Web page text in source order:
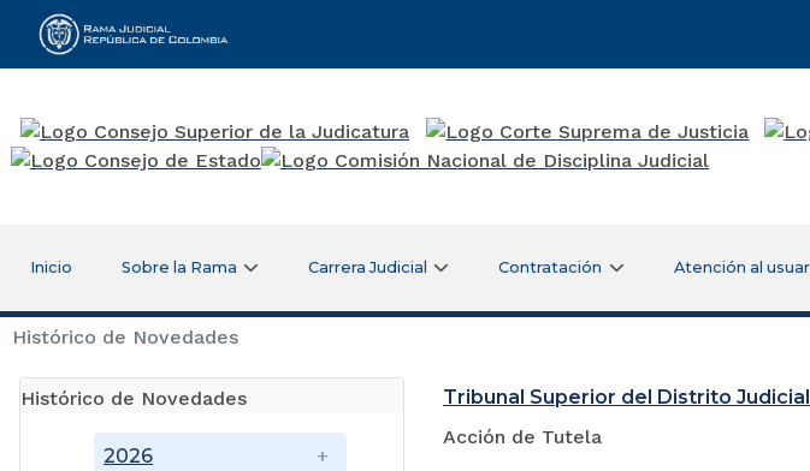
Rama Judicial
Inicio Sobre la Rama Carrera Judicial Contratación Atención al
Histórico de Novedades
Histórico de Novedades
2026
Tribunal Superior del Distrito
Acción de Tutela